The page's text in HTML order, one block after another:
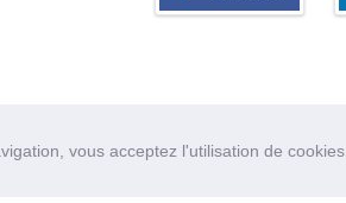
vous acceptez l'utilisation de cookies.
Qui sommes nous? Nos partenaires